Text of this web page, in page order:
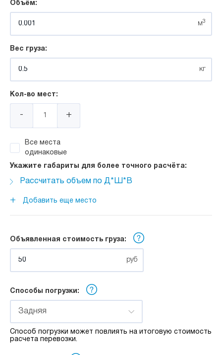
Укажите габариты для более точного расчёта:
Рассчитать объем по Д*Ш*В
Длина:
Ширина:
м
Объём:
м3
Вес груза:
кг
Кол-во мест:
- +
Все места
одинаковые
+ Добавить еще место
Объявленная стоимость груза:
руб
Способы погрузки:
Задняя
Способ погрузки может повлиять на итоговую стоимость
расчета перевозки.